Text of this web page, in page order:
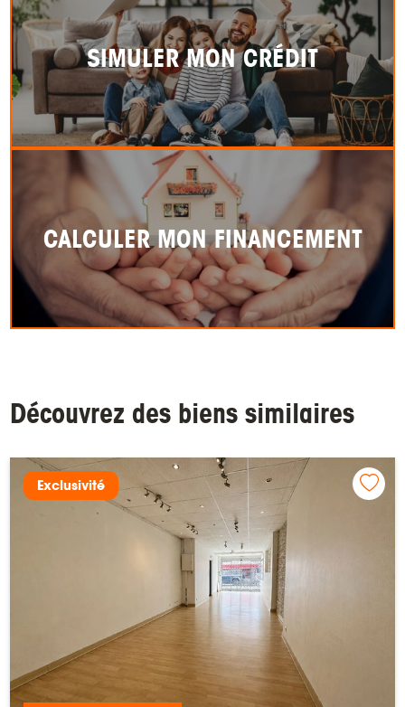
SIMULER MON CRÉDIT
CALCULER MON FINANCEMENT
Découvrez des biens similaires
Exclusivité